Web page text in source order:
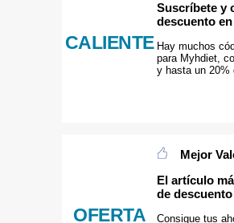
CALIENTE
Suscríbete y
descuento
Hay muchos
para Myhdiet,
y hasta un 20%
OFERTA
Mejor
El artículo
de
Consigue tus